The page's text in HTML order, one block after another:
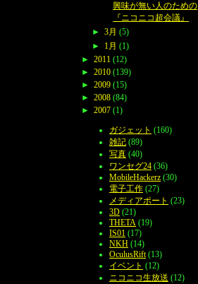
興味が無い人のための
『ニコニコ超会議』
► 3月 (5)
►
1月 (1)
► 2011 (12)
► 2010 (139)
► 2009 (15)
► 2008 (84)
► 2007 (1)
ガジェット (160)
雑記 (89)
写真 (40)
ワンセグ24 (36)
MobileHackerz (30)
電子工作 (27)
メディアポート (23)
3D (21)
THETA (19)
IS01 (17)
NKH (14)
OculusRift (13)
イベント (12)
ニコニコ生放送 (12)